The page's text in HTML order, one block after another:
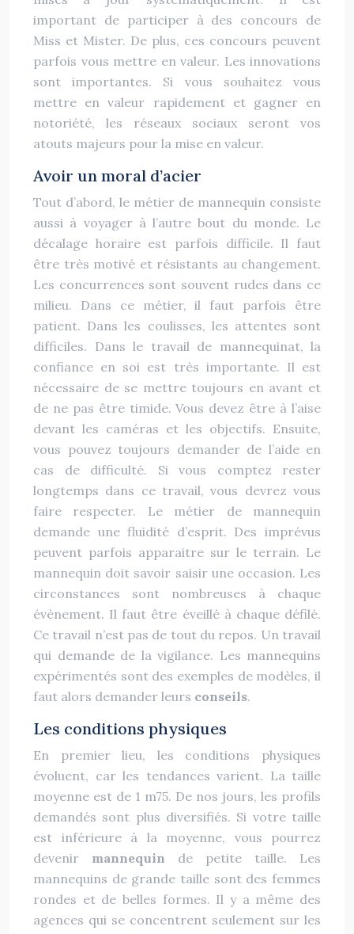
important de participer à des concours de
Miss et Mister. De plus, ces concours peuvent
parfois vous mettre en valeur. Les innovations
sont importantes. Si vous souhaitez vous
mettre en valeur rapidement et gagner en
notoriété, les réseaux sociaux seront vos
atouts majeurs pour la mise en valeur.
Avoir un moral d’acier
Tout d’abord, le métier de mannequin consiste
aussi à voyager à l’autre bout du monde. Le
décalage horaire est parfois difficile. Il faut
être très motivé et résistants au changement.
Les concurrences sont souvent rudes dans ce
milieu. Dans ce métier, il faut parfois être
patient. Dans les coulisses, les attentes sont
difficiles. Dans le travail de mannequinat, la
confiance en soi est très importante. Il est
nécessaire de se mettre toujours en avant et
de ne pas être timide. Vous devez être à l’aise
devant les caméras et les objectifs. Ensuite,
vous pouvez toujours demander de l’aide en
cas de difficulté. Si vous comptez rester
longtemps dans ce travail, vous devrez vous
faire respecter. Le métier de mannequin
demande une fluidité d’esprit. Des imprévus
peuvent parfois apparaitre sur le terrain. Le
mannequin doit savoir saisir une occasion. Les
circonstances sont nombreuses à chaque
évènement. Il faut être éveillé à chaque défilé.
Ce travail n’est pas de tout du repos. Un travail
qui demande de la vigilance. Les mannequins
expérimentés sont des exemples de modèles, il
faut alors demander leurs conseils.
Les conditions physiques
En premier lieu, les conditions physiques
évoluent, car les tendances varient. La taille
moyenne est de 1 m75. De nos jours, les profils
demandés sont plus diversifiés. Si votre taille
est inférieure à la moyenne, vous pourrez
devenir mannequin de petite taille. Les
mannequins de grande taille sont des femmes
rondes et de belles formes. Il y a même des
agences qui se concentrent seulement sur les